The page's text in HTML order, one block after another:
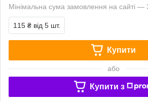
Мінімальна сума замовлення на сайті —
115 ₴ від 5 шт.
Купити
або
Купити з